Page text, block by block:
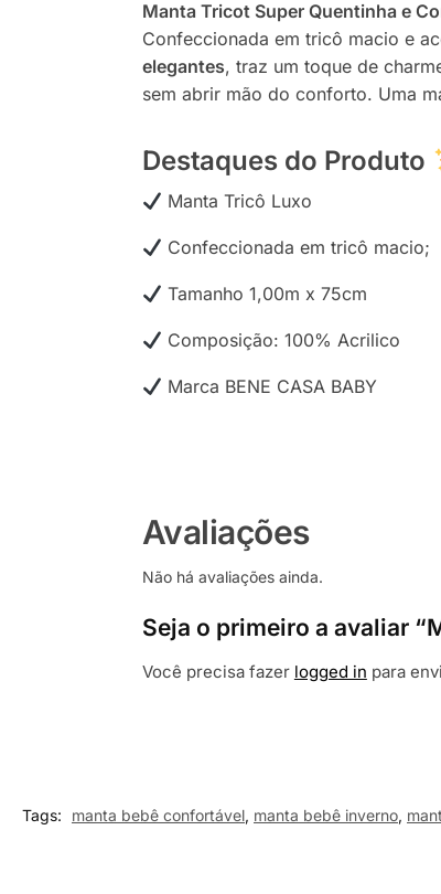
Manta Tricot Super Quentinha e
Confeccionada em tricô macio e
elegantes, traz um toque de
sem abrir mão do conforto. Uma
Destaques do Produto
Manta Tricô Luxo
Confeccionada em tricô macio;
Tamanho 1,00m x 75cm
Composição: 100% Acrilico
Marca BENE CASA BABY
Avaliações
Não há avaliações ainda.
Seja o primeiro a avaliar
Você precisa fazer logged in para
Tags:
manta bebê confortável, manta bebê inverno,